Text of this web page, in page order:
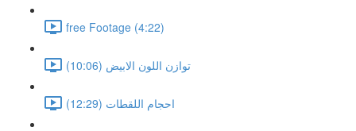
free Footage (4:22)
توازن اللون الابيض (10:06)
احجام اللقطات (12:29)